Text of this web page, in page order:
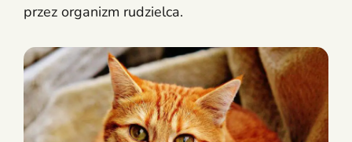
przez organizm rudzielca.